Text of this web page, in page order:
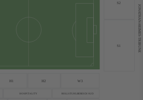
JONATHAN-HEIMES-TRIBUNE
S1
S2
W3
H1 H2
HOSPITALITY ROLLSTUHLBEREICH SUD